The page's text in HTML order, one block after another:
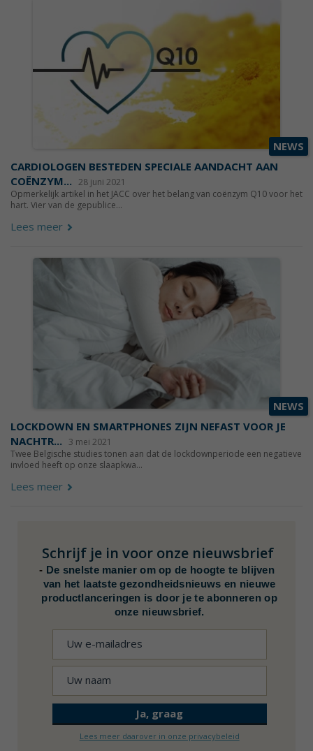
NEWS
CARDIOLOGEN BESTEDEN SPECIALE AANDACHT AAN
COËNZYM... 28 juni 2021
Opmerkelijk artikel in het JACC over het belang van coënzym Q10 voor het
hart. Vier van de gepublice...
Lees meer
NEWS
LOCKDOWN EN SMARTPHONES ZIJN NEFAST VOOR JE
NACHTR...
3 mei 2021
Twee Belgische studies tonen aan dat de lockdownperiode een negatieve
invloed heeft op onze slaapkwa...
Lees meer
Schrijf je in voor onze nieuwsbrief
- De snelste manier om op de hoogte te blijven
van het laatste gezondheidsnieuws en nieuwe
productlanceringen is door je te abonneren op
onze nieuwsbrief.
Lees meer daarover in onze privacybeleid